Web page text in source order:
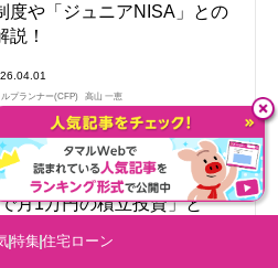
特集住宅ローン
度や「ジュニアNISA」との
説！
プランナー(CFP) 高山 一恵
#進学 #子育て
で月1万円の積立投資」と
く？